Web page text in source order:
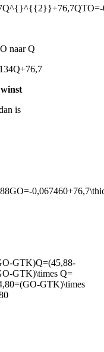
naar Q
is
GTK)Q=(45,88-
GTK)\times Q=
GTK)\times